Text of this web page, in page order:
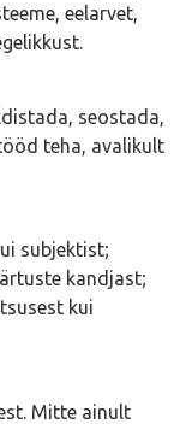
eelarvet,
seostada,
teha, avalikult
subjektist;
kandjast;
kui
Mitte ainult